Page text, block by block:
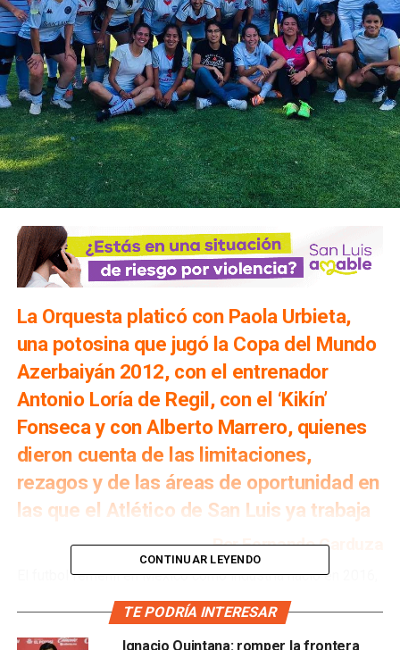
La Orquesta platicó con Paola Urbieta,
una potosina que jugó la Copa del Mundo
Azerbaiyán 2012, con el entrenador
Antonio Loría de Regil, con el ‘Kikín’
Fonseca y con Alberto Marrero, quienes
dieron cuenta de las limitaciones,
rezagos y de las áreas de oportunidad en
las que el Atlético de San Luis ya trabaja
Por Fernando Garduza
El futbol femenil en México como industria nació en 2016,
competencia. En San Luis Potosí, a pesar de que no hay un
equipo consolidado en la liga profesional,ya existen las
CONTINUAR LEYENDO
TE PODRÍA INTERESAR
Ignacio Quintana: romper la frontera